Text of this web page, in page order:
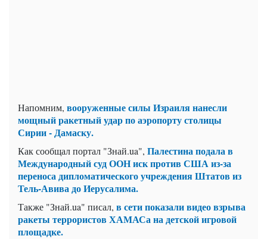
Напомним, вооруженные силы Израиля нанесли
мощный ракетный удар по аэропорту столицы
Сирии - Дамаску.
Как сообщал портал "Знай.ua", Палестина подала в
Международный суд ООН иск против США из-за
переноса дипломатического учреждения Штатов из
Тель-Авива до Иерусалима.
Также "Знай.ua" писал, в сети показали видео взрыва
ракеты террористов ХАМАСа на детской игровой
площадке.